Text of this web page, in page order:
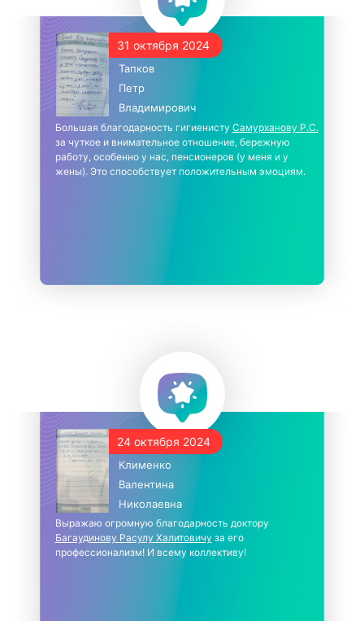
31 октября 2024
Тапков
Петр
Владимирович
Большая благодарность гигиенисту Самурханову Р.С.
за чуткое и внимательное отношение, бережную
работу, особенно у нас, пенсионеров (у меня и у
жены). Это способствует положительным эмоциям.
24 октября 2024
Клименко
Валентина
Николаевна
Выражаю огромную благодарность доктору
Багаудинову Расулу Халитовичу за его
профессионализм! И всему коллективу!